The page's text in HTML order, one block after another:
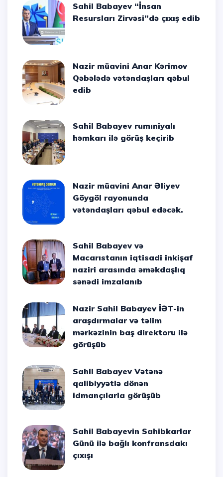
Sahil Babayev “İnsan
Resursları Zirvəsi”də çıxış edib
Nazir müavini Anar Kərimov
Qəbələdə vətəndaşları qəbul
edib
Sahil Babayev rumıniyalı
həmkarı ilə görüş keçirib
Nazir müavini Anar Əliyev
Göygöl rayonunda
vətəndaşları qəbul edəcək.
Sahil Babayev və
Macarıstanın iqtisadi inkişaf
naziri arasında əməkdaşlıq
sənədi imzalanıb
Nazir Sahil Babayev İƏT-in
araşdırmalar və təlim
mərkəzinin baş direktoru ilə
görüşüb
Sahil Babayev Vətənə
qalibiyyətlə dönən
idmançılarla görüşüb
Sahil Babayevin Sahibkarlar
Günü ilə bağlı konfransdakı
çıxışı